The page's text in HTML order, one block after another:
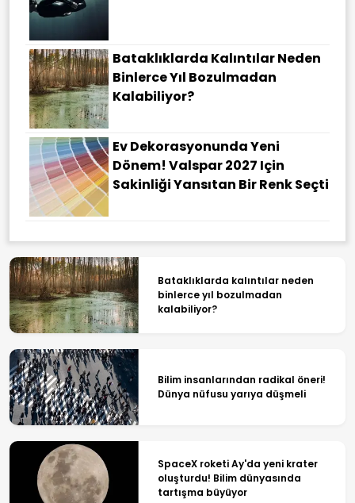
Bataklıklarda Kalıntılar Neden
Binlerce Yıl Bozulmadan
Kalabiliyor?
Ev Dekorasyonunda Yeni
Dönem! Valspar 2027 Için
Sakinliği Yansıtan Bir Renk Seçti
Bataklıklarda kalıntılar neden
binlerce yıl bozulmadan
kalabiliyor?
Bilim insanlarından radikal öneri!
Dünya nüfusu yarıya düşmeli
SpaceX roketi Ay'da yeni krater
oluşturdu! Bilim dünyasında
tartışma büyüyor